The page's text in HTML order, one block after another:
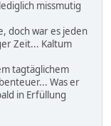
missmutig
doch war es jeden
Zeit... Kaltum
tagtäglichem
Was er
in Erfüllung